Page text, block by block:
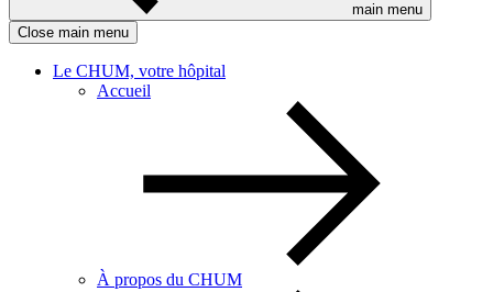
main menu
Close main menu
Le CHUM, votre hôpital
Accueil
À propos du CHUM